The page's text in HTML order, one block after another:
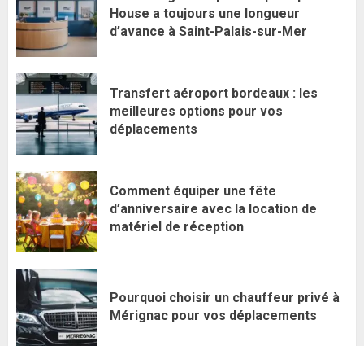
House a toujours une longueur
d’avance à Saint-Palais-sur-Mer
Transfert aéroport bordeaux : les
meilleures options pour vos
déplacements
Comment équiper une fête
d’anniversaire avec la location de
matériel de réception
Pourquoi choisir un chauffeur privé à
Mérignac pour vos déplacements